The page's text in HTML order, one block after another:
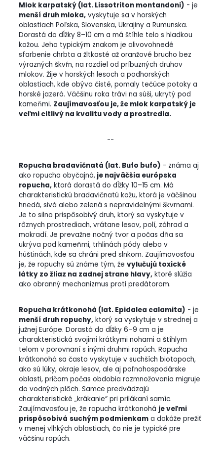
Mlok karpatský (lat. Lissotriton montandoni) - je
menší druh mloka, vyskytuje sa v horských
oblastiach Poľska, Slovenska, Ukrajiny a Rumunska.
Dorastá do dĺžky 8–10 cm a má štíhle telo s hladkou
kožou. Jeho typickým znakom je olivovohnedé
sfarbenie chrbta a žltkasté až oranžové brucho bez
výrazných škvŕn, na rozdiel od príbuzných druhov
mlokov. Žije v horských lesoch a podhorských
oblastiach, kde obýva čisté, pomaly tečúce potoky a
horské jazerá. Väčšinu roka trávi na súši, ukrytý pod
kameňmi. Zaujímavosťou je, že mlok karpatský je
veľmi citlivý na kvalitu vody a prostredia.
--
Ropucha bradavičnatá (lat. Bufo bufo) - známa aj
ako ropucha obyčajná, je najväčšia európska
ropucha, ktorá dorastá do dĺžky 10–15 cm. Má
charakteristickú bradavičnatú kožu, ktorá je väčšinou
hnedá, sivá alebo zelená s nepravidelnými škvrnami.
Je to silno prispôsobivý druh, ktorý sa vyskytuje v
rôznych prostrediach, vrátane lesov, polí, záhrad a
mokradí. Je prevažne nočný tvor a počas dňa sa
ukrýva pod kameňmi, trhlinách pôdy alebo v
húštinách, kde sa chráni pred slnkom. Zaujímavosťou
je, že ropuchy sú známe tým, ževylučujú toxické
látky zo žliaz na zadnej strane hlavy, ktoré slúžia
ako obranný mechanizmus proti predátorom.
Ropucha krátkonohá (lat. Epidalea calamita) - je
menší druh ropuchy, ktorý sa vyskytuje v strednej a
južnej Európe. Dorastá do dĺžky 6–9 cm a je
charakteristická svojimi krátkymi nohami a štíhlym
telom v porovnaní s inými druhmi ropúch. Ropucha
krátkonohá sa často vyskytuje v suchších biotopoch,
ako sú lúky, okraje lesov, ale aj poľnohospodárske
oblasti, pričom počas obdobia rozmnožovania migruje
do vodných plôch. Samce predvádzajú
charakteristické „krákanie“ pri prilákaní samíc.
Zaujímavosťou je, že ropucha krátkonohá je veľmi
prispôsobivá suchým podmienkam a dokáže prežiť
v menej vlhkých oblastiach, čo nie je typické pre
väčšinu ropúch.